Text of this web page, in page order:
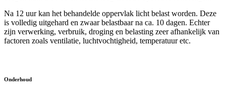
Na 12 uur kan het behandelde oppervlak licht belast worden. Deze
is volledig uitgehard en zwaar belastbaar na ca. 10 dagen. Echter
zijn verwerking, verbruik, droging en belasting zeer afhankelijk van
factoren zoals ventilatie, luchtvochtigheid, temperatuur etc.
Onderhoud